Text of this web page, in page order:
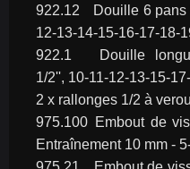
922.12	Douille 6 pans ULTIMATE® 1/2'', 10-11-
12-13-14-15-16-17-18-
922.1	Douille longue 6 pans ULTIMATE®
1/2'', 10-11-12-13-15-
2 x rallonges 1/2 à
975.100	Embout de vissage 6 pans, L.75 mm -